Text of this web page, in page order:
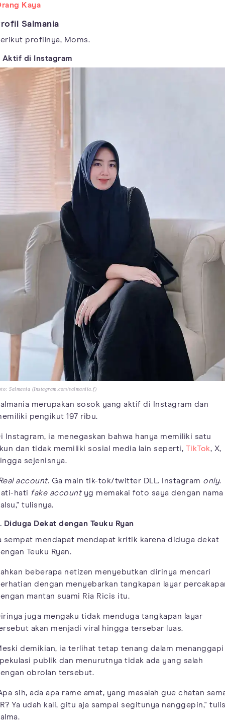
Kaya
Salmania
profilnya, Moms.
Aktif di Instagram
Salmania (Instagram.com/salmaniia.f)
merupakan sosok yang aktif di Instagram dan
pengikut 197 ribu.
Instagram, ia menegaskan bahwa hanya memiliki satu
dan tidak memiliki sosial media lain seperti, TikTok, X,
sejenisnya.
account. Ga main tik-tok/twitter DLL. Instagram only.
hati fake account yg memakai foto saya dengan nama
tulisnya.
Diduga Dekat dengan Teuku Ryan
sempat mendapat mendapat kritik karena diduga dekat
Teuku Ryan.
beberapa netizen menyebutkan dirinya mencari
dengan menyebarkan tangkapan layar
mantan suami Ria Ricis itu.
juga mengaku tidak menduga tangkapan layar
akan menjadi viral hingga tersebar luas.
demikian, ia terlihat tetap tenang dalam menanggapi
publik dan menurutnya tidak ada yang salah
obrolan tersebut.
sih, ada apa rame amat, yang masalah gue chatan
Ya udah kali, gitu aja sampai segitunya nanggepin,"